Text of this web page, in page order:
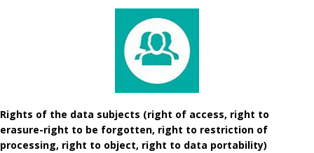
Rights of the data subjects (right of access, right to
erasure-right to be forgotten, right to restriction of
processing, right to object, right to data portability)